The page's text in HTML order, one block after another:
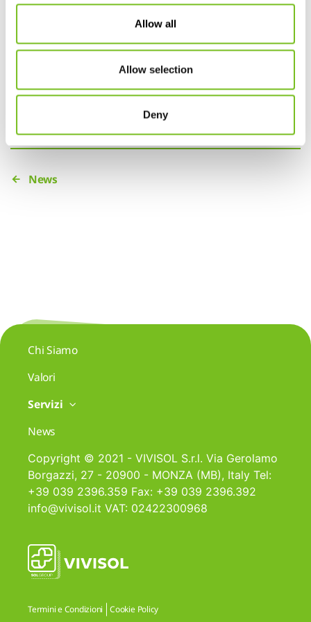
Allow all
Allow selection
Deny
corporate/2026_05_19-solcs_remeo-uk_-eng-
final
Link
News
Chi Siamo
Valori
Servizi
News
Copyright © 2021 - VIVISOL S.r.l. Via Gerolamo
Borgazzi, 27 - 20900 - MONZA (MB), Italy Tel:
+39 039 2396.359 Fax: +39 039 2396.392
info@vivisol.it VAT: 02422300968
Termini e Condizioni Cookie Policy